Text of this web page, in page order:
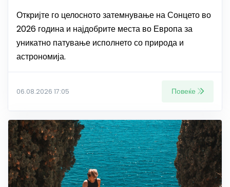
Откријте го целосното затемнување на Сонцето во
2026 година и најдобрите места во Европа за
уникатно патување исполнето со природа и
астрономија.
06.08.2026 17:05 Повеќе